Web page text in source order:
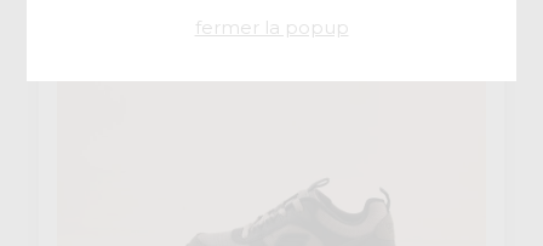
fermer la popup